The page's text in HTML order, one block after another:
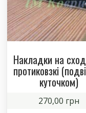
Накладки на
протиковзкі
куточком)
270,00 грн